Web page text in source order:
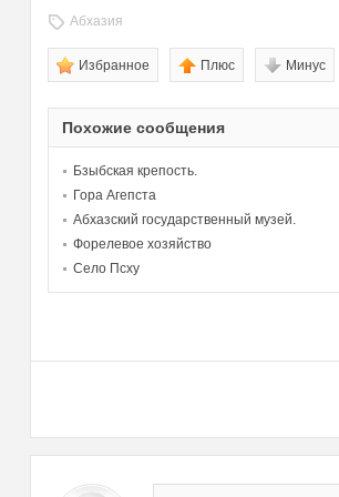
Абхазия
Избранное Плюс Минус
Похожие сообщения
Бзыбская крепость.
Гора Агепста
Абхазский государственный музей.
Форелевое хозяйство
Село Псху